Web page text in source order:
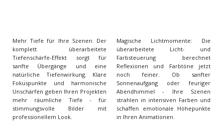
Mehr Tiefe für Ihre Szenen: Der
komplett überarbeitete
Tiefenschärfe-Effekt sorgt für
sanfte Übergänge und eine
natürliche Tiefenwirkung. Klare
Fokuspunkte und harmonische
Unschärfen geben Ihren Projekten
mehr räumliche Tiefe - für
stimmungsvolle Bilder mit
professionellem Look.
Magische Lichtmomente: Die
überarbeitete Licht- und
Farbsteuerung berechnet
Reflexionen und Farbtöne jetzt
noch feiner. Ob sanfter
Sonnenaufgang oder feuriger
Abendhimmel - Ihre Szenen
strahlen in intensiven Farben und
schaffen emotionale Höhepunkte
in Ihren Animationen.